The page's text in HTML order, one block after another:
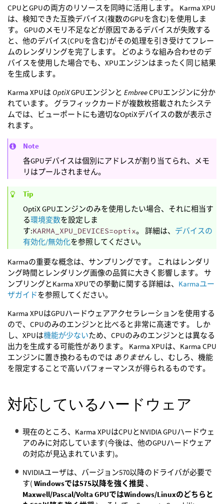
CPUとGPUの両方のリソースを同時に活用します。 Karma XPU
は、検知できた互換デバイス(複数のGPUを含む)を使用しま
す。 GPUのメモリ不足などが原因であるデバイスが失敗する
と、他のデバイス(CPUを含む)がその処理を引き受けてフレー
ムのレンダリングを完了します。 どのような組み合わせのデ
バイスを使用した場合でも、XPUエンジンはまったく同じ結果
を生成します。
Karma XPUは OptiXGPUエンジンと EmbreeCPUエンジンに分か
れています。 グラフィックカードが複数枚搭載されたシステ
ムでは、ビューポートにも適切なOptiXデバイスの数が表示さ
れます。
Note
各GPUデバイスは個別にアドレスが割り当てられ、メモ
リはプールされません。
Tip
OptiX GPUエンジンのみを使用したい場合、それに相当す
る環境変数を設定しま
す:KARMA_XPU_DEVICES=optix。 詳細は、 デバイスの
有効化/無効化を参照してください。
Karmaの重要な概念は、サンプリングです。 これはレンダリ
ング時間とレンダリング画像の品質に大きく影響します。 サ
ンプリングとKarma XPUでの挙動に関する詳細は、 Karmaユー
ザガイドを参照してください。
Karma XPUはGPUハードウェアアクセラレーションを使用する
ので、CPUのみのエンジンと比べると非常に高速です。 しか
し、XPUは機能が少ないため、CPUのみのエンジンとは異なる
出力を生成する可能性があります。 Karma XPUは、Karma CPU
エンジンに置き換わるものでは ありません し、むしろ、機能
を限定することで高いパフォーマンスが得られるものです。
対応しているハードウェア
現在のところ、Karma XPUはCPUとNVIDIA GPUハードウェ
アのみに対応しています(今後は、他のGPUハードウェア
の対応が見込まれています)。
NVIDIAユーザは、バージョン570以降のドライバが必要で
す( Windowsでは575以降を強く推奨 、
Maxwell/Pascal/Volta GPUではWindows/Linuxのどちらと